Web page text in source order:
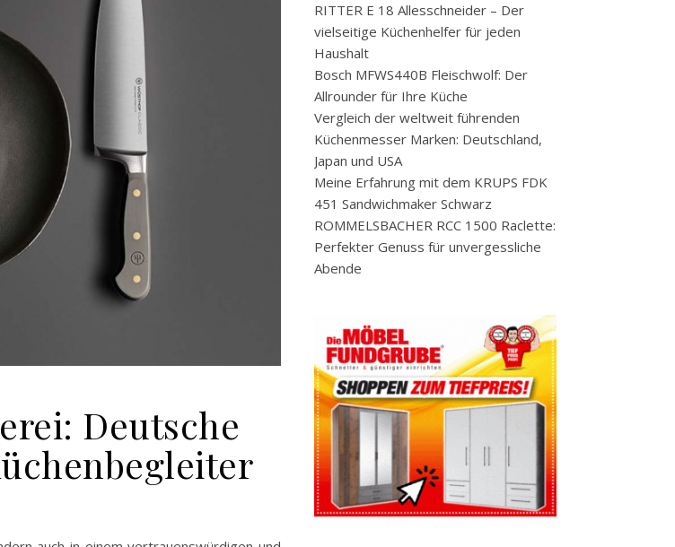
Deutsche
RITTER E 18 Allesschneider – Der
vielseitige Küchenhelfer für jeden
Haushalt
Bosch MFWS440B Fleischwolf: Der
Allrounder für Ihre Küche
Vergleich der weltweit führenden
Küchenmesser Marken: Deutschland,
Japan und USA
Meine Erfahrung mit dem KRUPS FDK
451 Sandwichmaker Schwarz
ROMMELSBACHER RCC 1500 Raclette:
Perfekter Genuss für unvergessliche
Abende